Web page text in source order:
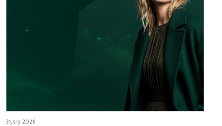
31, srp, 2026